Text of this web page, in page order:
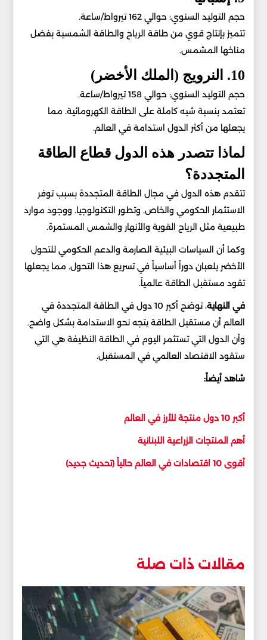
حجم التوليد السنوي: حوالي 162 تيرواط/ساعة.
تتميز بإنتاج قوي من طاقة الرياح والطاقة الشمسية بفضل
مناخها المشمس.
10. النرويج (الملك الأخضر)
حجم التوليد السنوي: حوالي 158 تيرواط/ساعة.
تعتمد بنسبة شبه كاملة على الطاقة الكهرومائية. مما
يجعلها من أكثر الدول استدامة في العالم.
لماذا تتصدر هذه الدول قطاع الطاقة
المتجددة؟
تتقدم هذه الدول في مجال الطاقة المتجددة بسبب توفر
الاستثمار الحكومي والخاص. وتطور التكنولوجيا. ووجود موارد
طبيعية مثل الرياح القوية والأنهار والشمس المستمرة.
وكما أن السياسات البيئية الصارمة والدعم الحكومي للتحول
الأخضر يلعبان دوراً أساسياً في تسريع هذا التحول. مما يجعلها
تقود مستقبل الطاقة عالمياً.
في النهاية
، توضح أكبر 10 دول في الطاقة المتجددة في
العالم أن مستقبل الطاقة يتجه نحو الاستدامة بشكل واضح.
وأن الدول التي تستثمر اليوم في الطاقة النظيفة هي التي
ستقود الاقتصاد العالمي في المستقبل.
شاهد أيضاً:
أكبر 10 دول منتجة للأرز في العالم
أهم المنتجات الزراعية اللبنانية
أقوى 10 اقتصادات في العالم حالياً (تحديث جديد)
مقالات ذات صلة